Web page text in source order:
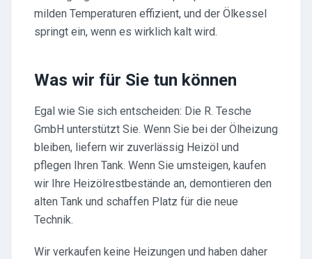
milden Temperaturen effizient, und der Ölkessel
springt ein, wenn es wirklich kalt wird.
Was wir für Sie tun können
Egal wie Sie sich entscheiden: Die R. Tesche
GmbH unterstützt Sie. Wenn Sie bei der Ölheizung
bleiben, liefern wir zuverlässig Heizöl und
pflegen Ihren Tank. Wenn Sie umsteigen, kaufen
wir Ihre Heizölrestbestände an, demontieren den
alten Tank und schaffen Platz für die neue
Technik.
Wir verkaufen keine Heizungen und haben daher